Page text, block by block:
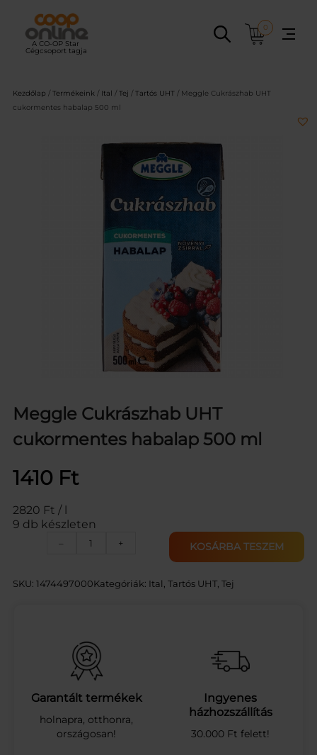
tartalomhoz
0
Kezdőlap / Termékeink / Ital / Tej / Tartós UHT / Meggle Cukrászhab UHT
cukormentes habalap 500 ml
Meggle Cukrászhab UHT
cukormentes habalap 500 ml
1410 Ft
2820 Ft / l
9 db készleten
–
M
G
K
R
Á
S
H
A
+ KOSÁRBA TESZEM
SKU: 1474497000Kategóriák: Ital Tartós UHT Tej
Garantált termékek
holnapra, otthonra,
országosan!
Ingyenes
házhozszállítás
30.000 Ft felett!